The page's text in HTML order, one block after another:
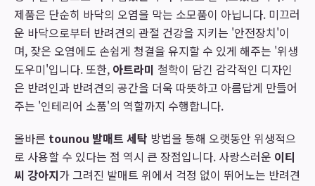
제품은 단순히 바닥의 오염을 막는 소모품이 아닙니다. 미끄러
운 바닥으로부터 반려견의 관절 건강을 지키는 '안전장치'이
며, 잦은 오염에도 손쉽게 청결을 유지할 수 있게 해주는 '위생
도우미'입니다. 또한, 아트라미 철학이 담긴 감각적인 디자인
은 반려인과 반려견의 공간을 더욱 따뜻하고 아름답게 만들어
주는 '인테리어 소품'의 역할까지 수행합니다.
올바른 tounou 발매트 세탁 방법을 통해 오랫동안 위생적으
로 사용할 수 있다는 점 역시 큰 장점입니다. 사랑스러운 이티
씨 강아지가 그려진 발매트 위에서 걱정 없이 뛰어노는 반려견